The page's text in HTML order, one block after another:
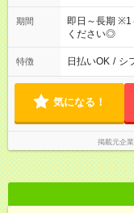
～21:30実働6
OK
期間
即日～長期 ※1
ください◎
特徴 日払いOK / シ
気になる！
掲載元企